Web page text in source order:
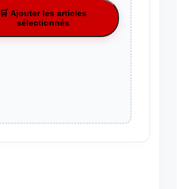
🛒 Ajouter les articles
sélectionnés